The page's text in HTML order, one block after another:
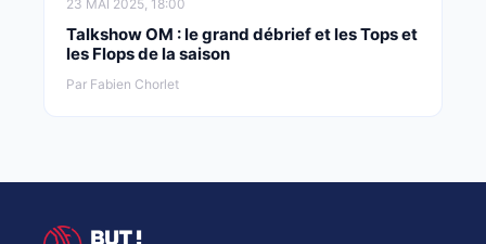
23 MAI 2025, 18:00
Talkshow OM : le grand débrief et les Tops et
les Flops de la saison
Par Fabien Chorlet